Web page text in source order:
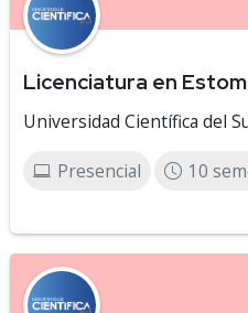
Licenciatura en
Universidad Científica del
Presencial 10